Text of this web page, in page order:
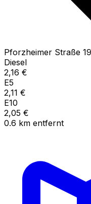
Pforzheimer Straße 19
Diesel
2,16 €
E5
2,11 €
E10
2,05 €
0.6 km entfernt